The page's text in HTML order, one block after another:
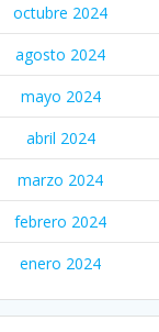
octubre 2024
agosto 2024
mayo 2024
abril 2024
marzo 2024
febrero 2024
enero 2024